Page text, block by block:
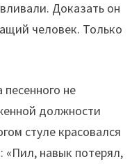
Доказать он
человек. Только
не
должности
стуле красовался
«Пил, навык потерял,